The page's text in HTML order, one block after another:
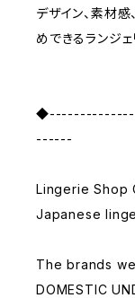
デザイン、素材
めできるランジェ
------
Lingerie Shop
Japanese
The brands we
DOMESTIC